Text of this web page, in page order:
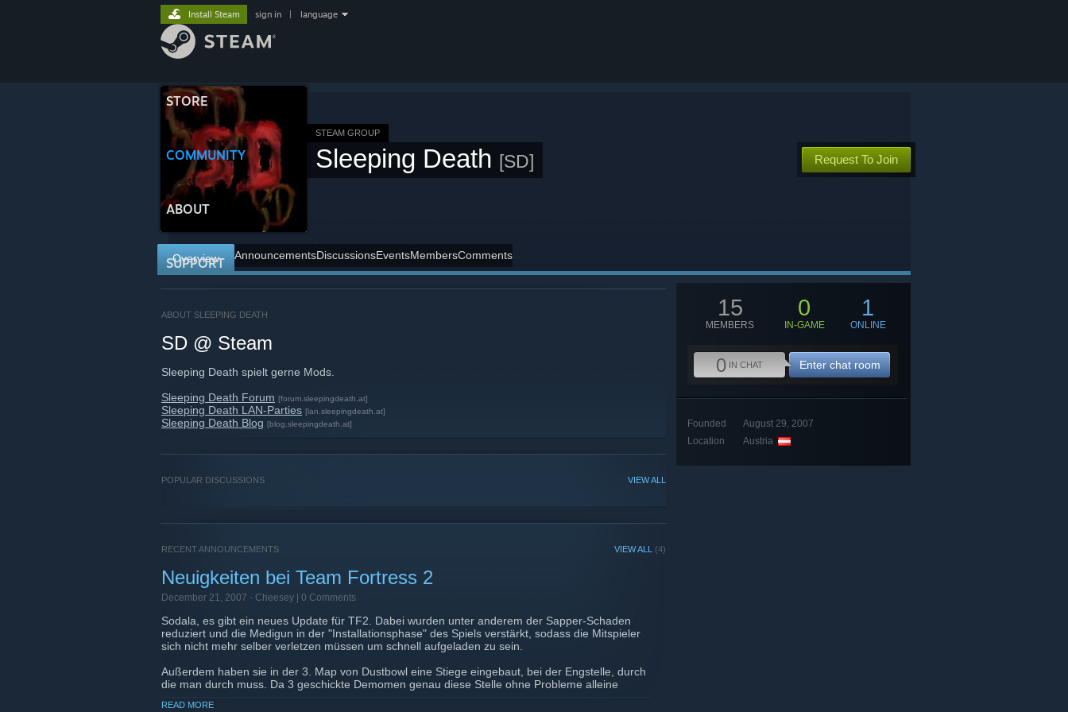
STORE
COMMUNITY
ABOUT
SUPPORT
Install Steam sign in language
STEAM GROUP
Sleeping Death [SD] Request To Join
Overview AnnouncementsDiscussionsEventsMembersComments
ABOUT SLEEPING DEATH
SD @ Steam
Sleeping Death spielt gerne Mods.
Sleeping Death Forum [forum.sleepingdeath.at]
Sleeping Death LAN-Parties [lan.sleepingdeath.at]
Sleeping Death Blog [blog.sleepingdeath.at]
VIEW ALL
POPULAR DISCUSSIONS
VIEW ALL (4)
RECENT ANNOUNCEMENTS
Neuigkeiten bei Team Fortress 2
December 21, 2007 - Cheesey | 0 Comments
Sodala, es gibt ein neues Update für TF2. Dabei wurden unter anderem der Sapper-Schaden
reduziert und die Medigun in der "Installationsphase" des Spiels verstärkt, sodass die Mitspieler
sich nicht mehr selber verletzen müssen um schnell aufgeladen zu sein.
Außerdem haben sie in der 3. Map von Dustbowl eine Stiege eingebaut, bei der Engstelle, durch
die man durch muss. Da 3 geschickte Demomen genau diese Stelle ohne Probleme alleine
READ MORE
15
MEMBERS
0
IN-GAME
1
ONLINE
0 IN CHAT Enter chat room
Founded
August 29, 2007
Location
Austria